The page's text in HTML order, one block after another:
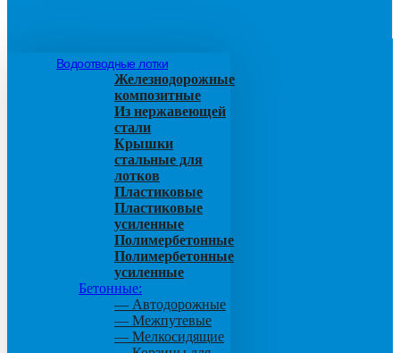
Водоотводные лотки
Железнодорожные
композитные
Из нержавеющей
стали
Крышки
стальные для
лотков
Пластиковые
Пластиковые
усиленные
Полимербетонные
Полимербетонные
усиленные
Бетонные:
— Автодорожные
— Межпутевые
— Мелкосидящие